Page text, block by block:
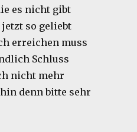
es nicht gibt
so geliebt
erreichen muss
Schluss
nicht mehr
denn bitte sehr